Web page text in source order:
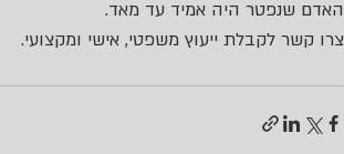
האדם שנפטר היה אמיד עד מאד.
צרו קשר לקבלת ייעוץ משפטי, אישי ומקצועי.